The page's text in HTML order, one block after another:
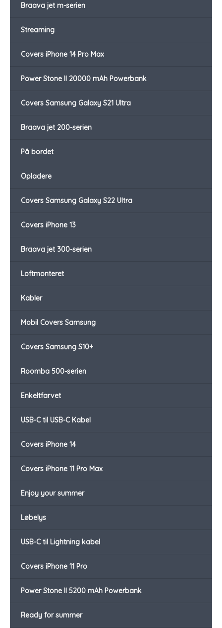
Braava jet m-serien
Streaming
Covers iPhone 14 Pro Max
Power Stone II 20000 mAh Powerbank
Covers Samsung Galaxy S21 Ultra
Braava jet 200-serien
På bordet
Opladere
Covers Samsung Galaxy S22 Ultra
Covers iPhone 13
Braava jet 300-serien
Loftmonteret
Kabler
Mobil Covers Samsung
Covers Samsung S10+
Roomba 500-serien
Enkeltfarvet
USB-C til USB-C Kabel
Covers iPhone 14
Covers iPhone 11 Pro Max
Enjoy your summer
Løbelys
USB-C til Lightning kabel
Covers iPhone 11 Pro
Power Stone II 5200 mAh Powerbank
Ready for summer